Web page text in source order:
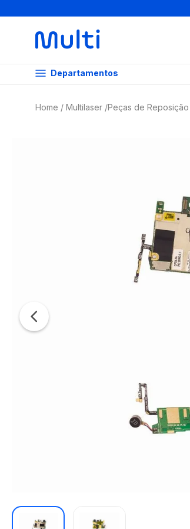
Departamentos
Multilaser Peças de Reposição